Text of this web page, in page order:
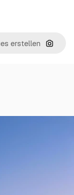
Nach